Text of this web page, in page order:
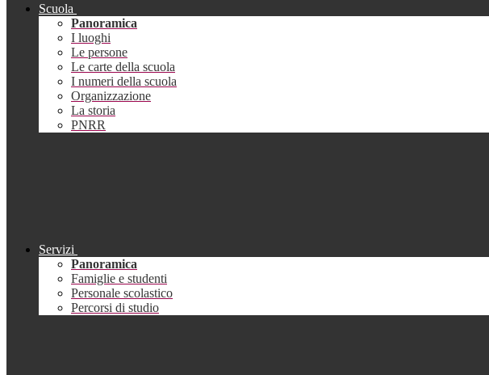
Scuola
Panoramica
I luoghi
Le persone
Le carte della scuola
I numeri della scuola
Organizzazione
La storia
PNRR
Servizi
Panoramica
Famiglie e studenti
Personale scolastico
Percorsi di studio